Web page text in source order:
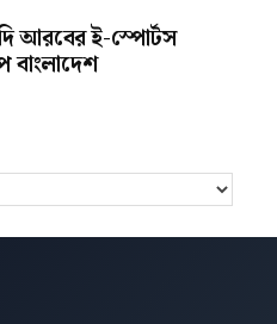
আরবের ই-স্পোর্টস
বাংলাদেশ